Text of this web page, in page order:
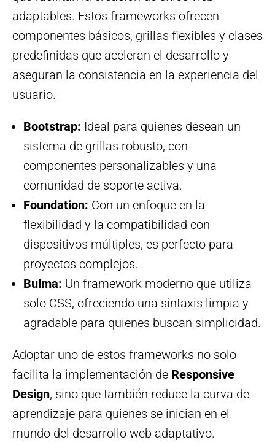
adaptables. Estos frameworks ofrecen
componentes básicos, grillas flexibles y clases
predefinidas que aceleran el desarrollo y
aseguran la consistencia en la experiencia del
usuario.
Bootstrap: Ideal para quienes desean un
sistema de grillas robusto, con
componentes personalizables y una
comunidad de soporte activa.
Foundation: Con un enfoque en la
flexibilidad y la compatibilidad con
dispositivos múltiples, es perfecto para
proyectos complejos.
Bulma: Un framework moderno que utiliza
solo CSS, ofreciendo una sintaxis limpia y
agradable para quienes buscan simplicidad.
Adoptar uno de estos frameworks no solo
facilita la implementación de Responsive
Design, sino que también reduce la curva de
aprendizaje para quienes se inician en el
mundo del desarrollo web adaptativo.